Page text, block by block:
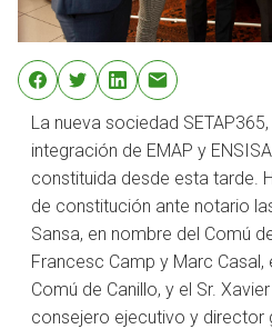
La nueva sociedad
integración de EMAP y
constituida desde esta tarde.
de constitución ante notario
Sansa, en nombre del Comú
Francesc Camp y Marc
Comú de Canillo, y el Sr.
consejero ejecutivo y director